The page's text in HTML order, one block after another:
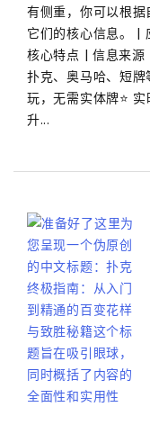
有侧重，你可以根
它们的核心信息。 |
核心特点 | 信息来
扑克、奥马哈、短
玩，无需实体牌⭐
升...